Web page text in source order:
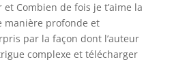
et Combien de fois je t’aime la
manière profonde et
par la façon dont l’auteur
complexe et télécharger